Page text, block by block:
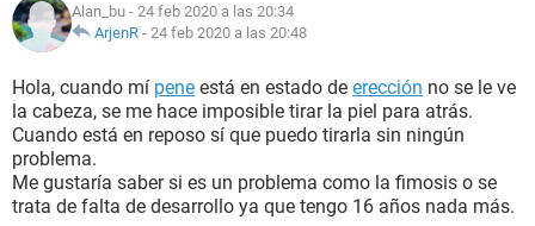
NUTRICIÓN
BIENESTAR
SEXUALIDAD
GLOSARIO
Alan_bu - 24 feb 2020 a las 20:34
ArjenR - 24 feb 2020 a las 20:48
Hola, cuando mí pene está en estado de erección no se le ve
la cabeza, se me hace imposible tirar la piel para atrás.
Cuando está en reposo sí que puedo tirarla sin ningún
problema.
Me gustaría saber si es un problema como la fimosis o se
trata de falta de desarrollo ya que tengo 16 años nada más.